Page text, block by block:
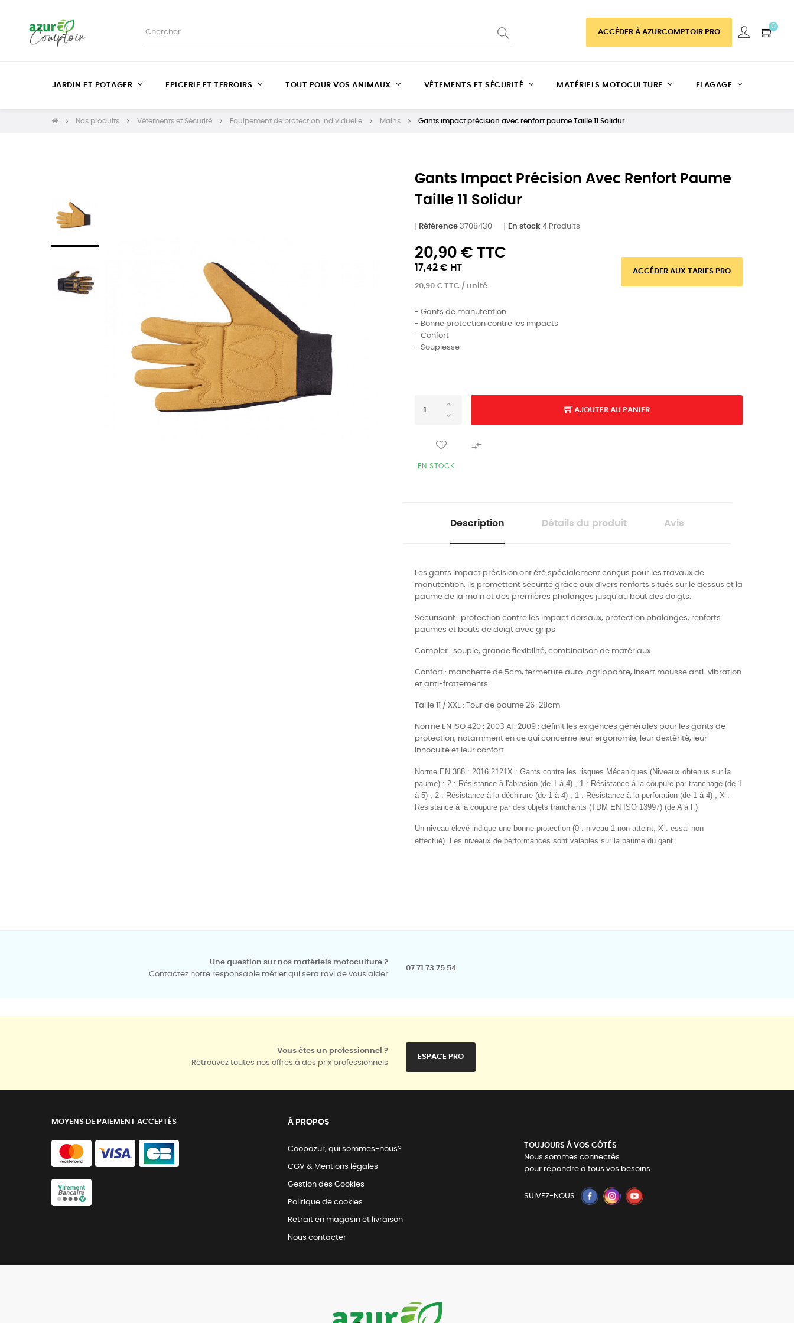
ACCÉDER À AZURCOMPTOIR PRO
0
JARDIN ET POTAGER EPICERIE ET TERROIRS TOUT POUR VOS ANIMAUX VÊTEMENTS ET SÉCURITÉ MATÉRIELS MOTOCULTURE ELAGAGE
Nos produits Vêtements et Sécurité Equipement de protection individuelle Mains Gants impact précision avec renfort paume Taille 11 Solidur
Gants Impact Précision Avec Renfort Paume
Taille 11 Solidur
Référence 3708430 En stock 4 Produits
20,90 € TTC
17,42 € HT
20,90 € TTC / unité
ACCÉDER AUX TARIFS PRO
- Gants de manutention
- Bonne protection contre les impacts
- Confort
- Souplesse
AJOUTER AU PANIER

EN STOCK
Description Détails du produit Avis
Les gants impact précision ont été spécialement conçus pour les travaux de
manutention. Ils promettent sécurité grâce aux divers renforts situés sur le dessus et la
paume de la main et des premières phalanges jusqu’au bout des doigts.
Sécurisant : protection contre les impact dorsaux, protection phalanges, renforts
paumes et bouts de doigt avec grips
Complet : souple, grande flexibilité, combinaison de matériaux
Confort : manchette de 5cm, fermeture auto-agrippante, insert mousse anti-vibration
et anti-frottements
Taille 11 / XXL : Tour de paume 26-28cm
Norme EN ISO 420 : 2003 A1: 2009 : définit les exigences générales pour les gants de
protection, notamment en ce qui concerne leur ergonomie, leur dextérité, leur
innocuité et leur confort.
Norme EN 388 : 2016 2121X : Gants contre les risques Mécaniques (Niveaux obtenus sur la
paume) : 2 : Résistance à l'abrasion (de 1 à 4) , 1 : Résistance à la coupure par tranchage (de 1
à 5) , 2 : Résistance à la déchirure (de 1 à 4) , 1 : Résistance à la perforation (de 1 à 4) , X :
Résistance à la coupure par des objets tranchants (TDM EN ISO 13997) (de A à F)
Un niveau élevé indique une bonne protection (0 : niveau 1 non atteint, X : essai non
effectué). Les niveaux de performances sont valables sur la paume du gant.
Une question sur nos matériels motoculture ?
Contactez notre responsable métier qui sera ravi de vous aider
07 71 73 75 54
Vous êtes un professionnel ?
Retrouvez toutes nos offres à des prix professionnels
ESPACE PRO
MOYENS DE PAIEMENT ACCEPTÉS Á PROPOS
Coopazur, qui sommes-nous?
CGV & Mentions légales
Gestion des Cookies
Politique de cookies
Retrait en magasin et livraison
Nous contacter
TOUJOURS Á VOS CÔTÉS
Nous sommes connectés
pour répondre à tous vos besoins
SUIVEZ-NOUS